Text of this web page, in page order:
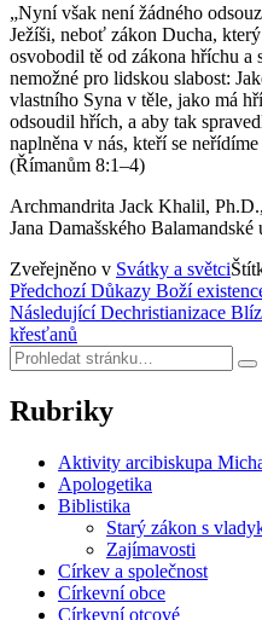
„Nyní však není žádného
Ježíši, neboť zákon Ducha,
osvobodil tě od zákona hříchu
nemožné pro lidskou slabost:
vlastního Syna v těle, jako má
odsoudil hřích, a aby tak
naplněna v nás, kteří se
(Římanům 8:1–4)
Archmandrita Jack Khalil,
Jana Damašského
Zveřejněno v Svátky a světci
Navigace
pro
příspěvek
Předchozí Důkazy Boží
Následující Dechristianizace
křesťanů
Hledat:
Rubriky
Aktivity arcibiskupa
Apologetika
Biblistika
Starý zákon s
Zajímavosti
Církev a společnost
Církevní obce
Církevní otcové